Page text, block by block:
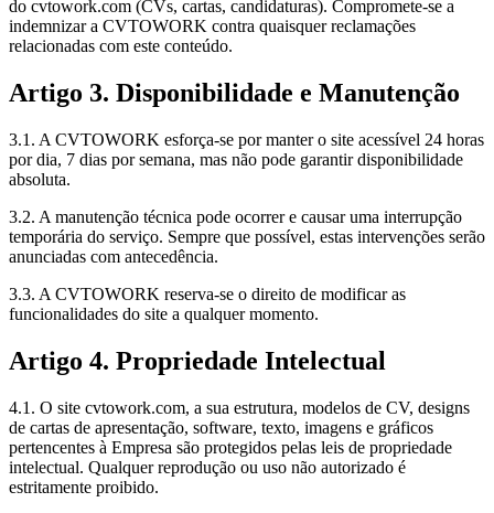
do cvtowork.com (CVs, cartas, candidaturas). Compromete-se a
indemnizar a CVTOWORK contra quaisquer reclamações
relacionadas com este conteúdo.
Artigo 3. Disponibilidade e Manutenção
3.1. A CVTOWORK esforça-se por manter o site acessível 24 horas
por dia, 7 dias por semana, mas não pode garantir disponibilidade
absoluta.
3.2. A manutenção técnica pode ocorrer e causar uma interrupção
temporária do serviço. Sempre que possível, estas intervenções serão
anunciadas com antecedência.
3.3. A CVTOWORK reserva-se o direito de modificar as
funcionalidades do site a qualquer momento.
Artigo 4. Propriedade Intelectual
4.1. O site cvtowork.com, a sua estrutura, modelos de CV, designs
de cartas de apresentação, software, texto, imagens e gráficos
pertencentes à Empresa são protegidos pelas leis de propriedade
intelectual. Qualquer reprodução ou uso não autorizado é
estritamente proibido.